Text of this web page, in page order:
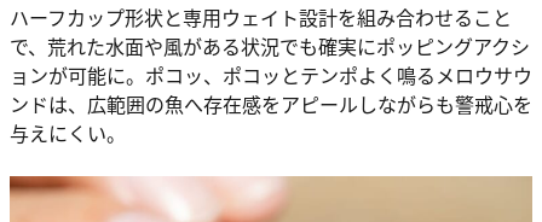
ハーフカップ形状と専用ウェイト設計を組み合わせること
で、荒れた水面や風がある状況でも確実にポッピングアクシ
ョンが可能に。ポコッ、ポコッとテンポよく鳴るメロウサウ
ンドは、広範囲の魚へ存在感をアピールしながらも警戒心を
与えにくい。